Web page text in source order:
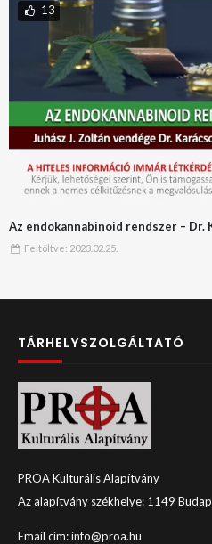
13
Az endokannabinoid rendszer – Dr.
Feltöltve: 2023.02.25.
TÁRHELYSZOLGÁLTATÓ
PROA Kulturális Alapítvány
Az alapítvány székhelye: 1149
Email cím: info@proa.hu